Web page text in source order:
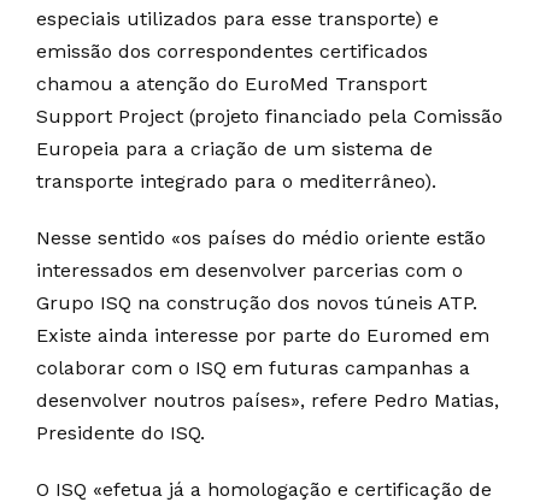
especiais utilizados para esse transporte) e
emissão dos correspondentes certificados
chamou a atenção do EuroMed Transport
Support Project (projeto financiado pela Comissão
Europeia para a criação de um sistema de
transporte integrado para o mediterrâneo).
Nesse sentido «os países do médio oriente estão
interessados em desenvolver parcerias com o
Grupo ISQ na construção dos novos túneis ATP.
Existe ainda interesse por parte do Euromed em
colaborar com o ISQ em futuras campanhas a
desenvolver noutros países», refere Pedro Matias,
Presidente do ISQ.
O ISQ «efetua já a homologação e certificação de